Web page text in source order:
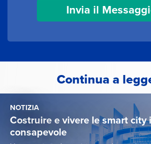
Continua a
NOTIZIA
Costruire e vivere le smart city
consapevole